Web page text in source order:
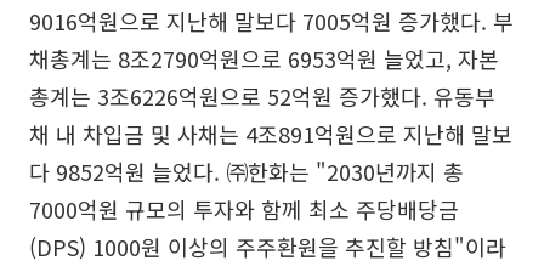
9016억원으로 지난해 말보다 7005억원 증가했다. 부
채총계는 8조2790억원으로 6953억원 늘었고, 자본
총계는 3조6226억원으로 52억원 증가했다. 유동부
채 내 차입금 및 사채는 4조891억원으로 지난해 말보
다 9852억원 늘었다. ㈜한화는 "2030년까지 총
7000억원 규모의 투자와 함께 최소 주당배당금
(DPS) 1000원 이상의 주주환원을 추진할 방침"이라